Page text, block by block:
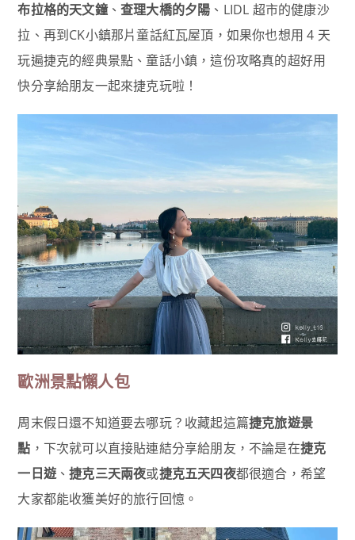
布拉格的天文鐘、查理大橋的夕陽 、LIDL 超市的健康沙
拉、再到CK小鎮那片童話紅瓦屋頂，如果你也想用 4 天
玩遍捷克的經典景點、童話小鎮，這份攻略真的超好用
快分享給朋友一起來捷克玩啦！
歐洲景點懶人包
周末假日還不知道要去哪玩？收藏起這篇捷克旅遊景
點 ，下次就可以直接貼連結分享給朋友，不論是在捷克
一日遊、捷克三天兩夜或捷克五天四夜都很適合，希望
大家都能收獲美好的旅行回憶。